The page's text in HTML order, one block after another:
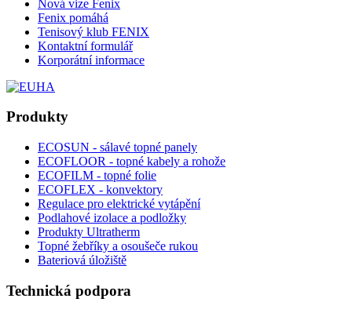
Nová vize Fenix
Fenix pomáhá
Tenisový klub FENIX
Kontaktní formulář
Korporátní informace
Produkty
ECOSUN - sálavé topné panely
ECOFLOOR - topné kabely a rohože
ECOFILM - topné folie
ECOFLEX - konvektory
Regulace pro elektrické vytápění
Podlahové izolace a podložky
Produkty Ultratherm
Topné žebříky a osoušeče rukou
Bateriová úložiště
Technická podpora